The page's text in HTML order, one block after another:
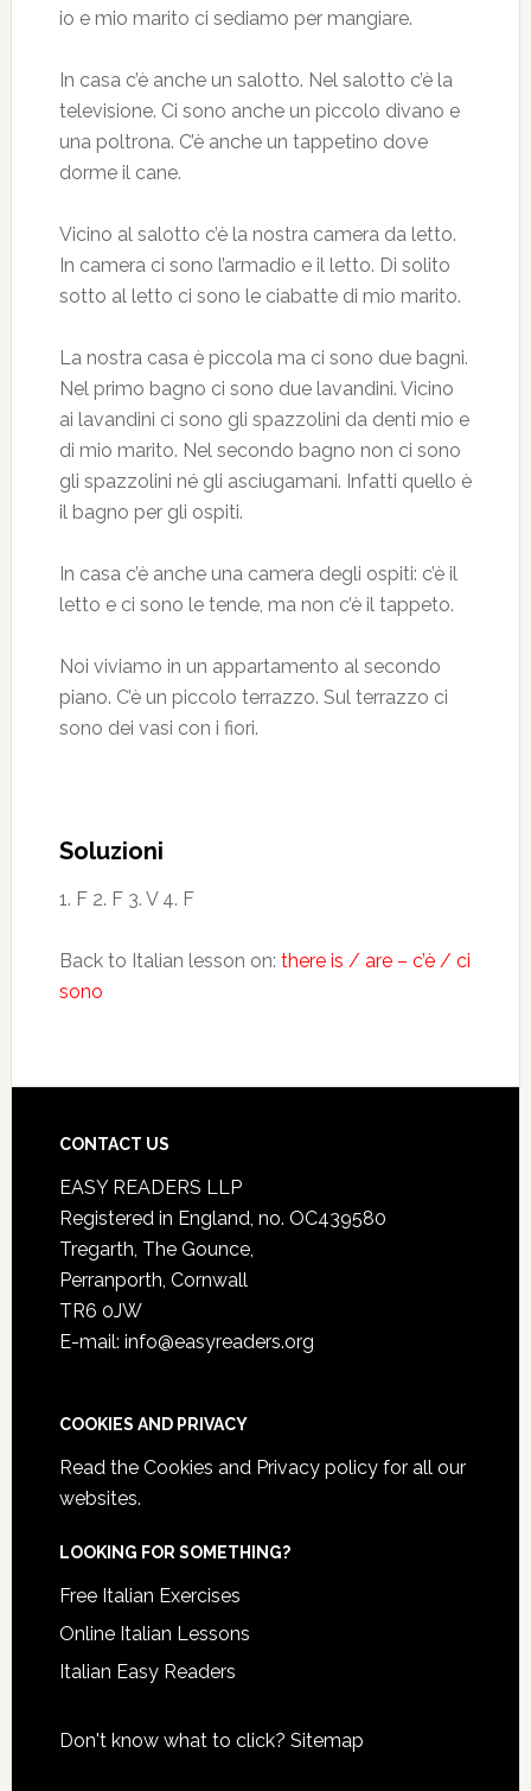
io e mio marito ci sediamo per mangiare.
In casa c’è anche un salotto. Nel salotto c’è la
televisione. Ci sono anche un piccolo divano e
una poltrona. C’è anche un tappetino dove
dorme il cane.
Vicino al salotto c’è la nostra camera da letto.
In camera ci sono l’armadio e il letto. Di solito
sotto al letto ci sono le ciabatte di mio marito.
La nostra casa è piccola ma ci sono due bagni.
Nel primo bagno ci sono due lavandini. Vicino
ai lavandini ci sono gli spazzolini da denti mio e
di mio marito. Nel secondo bagno non ci sono
gli spazzolini né gli asciugamani. Infatti quello è
il bagno per gli ospiti.
In casa c’è anche una camera degli ospiti: c’è il
letto e ci sono le tende, ma non c’è il tappeto.
Noi viviamo in un appartamento al secondo
piano. C’è un piccolo terrazzo. Sul terrazzo ci
sono dei vasi con i fiori.
Soluzioni
1. F 2. F 3. V 4. F
Back to Italian lesson on: there is / are – c’è / ci
sono
CONTACT US
EASY READERS LLP
Registered in England, no. OC439580
Tregarth, The Gounce,
Perranporth, Cornwall
TR6 0JW
E-mail: info@easyreaders.org
COOKIES AND PRIVACY
Read the Cookies and Privacy policyfor all our
websites.
LOOKING FOR SOMETHING?
Free Italian Exercises
Online Italian Lessons
Italian Easy Readers
Don't know what to click? Sitemap